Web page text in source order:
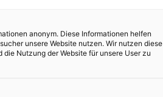
anonym. Diese Informationen helfen
unsere Website nutzen. Wir nutzen diese
die Nutzung der Website für unsere User zu